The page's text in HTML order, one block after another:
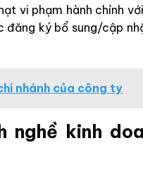
vi phạm hành chính
ký bổ sung/cập
nhánh của công ty
nghề kinh